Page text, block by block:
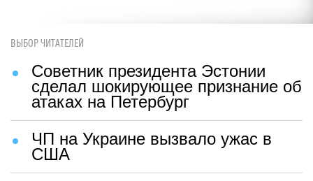
ВЫБОР ЧИТАТЕЛЕЙ
Советник президента Эстонии
сделал шокирующее признание об
атаках на Петербург
ЧП на Украине вызвало ужас в
США